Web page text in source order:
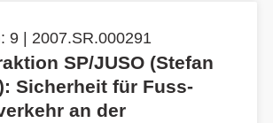
9 | 2007.SR.000291
SP/JUSO (Stefan
Sicherheit für Fuss-
an der